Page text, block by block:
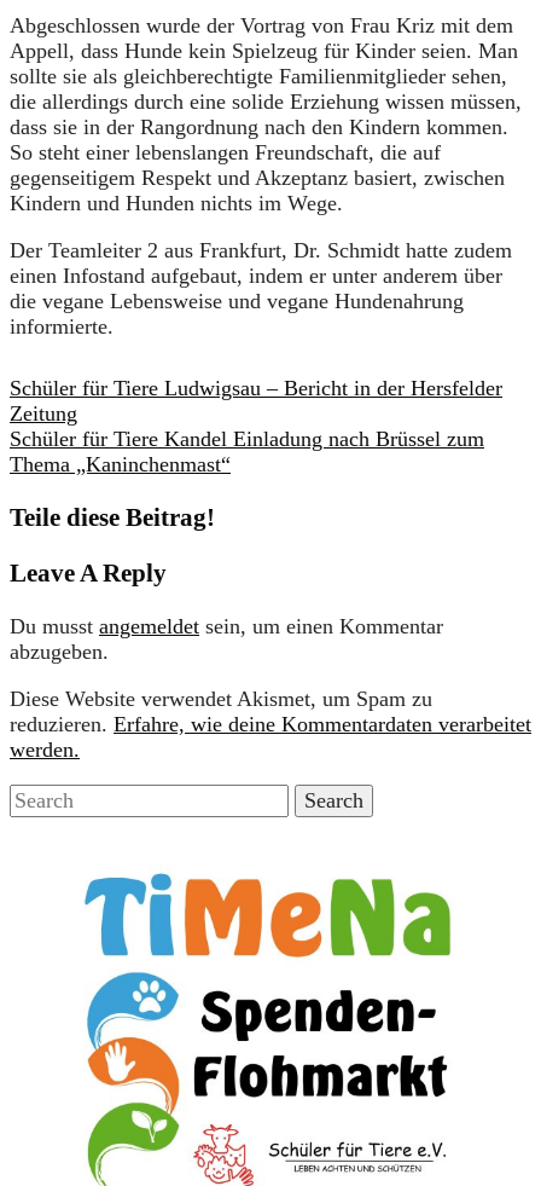
Abgeschlossen wurde der Vortrag von Frau Kriz mit dem
Appell, dass Hunde kein Spielzeug für Kinder seien. Man
sollte sie als gleichberechtigte Familienmitglieder sehen,
die allerdings durch eine solide Erziehung wissen müssen,
dass sie in der Rangordnung nach den Kindern kommen.
So steht einer lebenslangen Freundschaft, die auf
gegenseitigem Respekt und Akzeptanz basiert, zwischen
Kindern und Hunden nichts im Wege.
Der Teamleiter 2 aus Frankfurt, Dr. Schmidt hatte zudem
einen Infostand aufgebaut, indem er unter anderem über
die vegane Lebensweise und vegane Hundenahrung
informierte.
Schüler für Tiere Ludwigsau – Bericht in der Hersfelder
Zeitung
Schüler für Tiere Kandel Einladung nach Brüssel zum
Thema „Kaninchenmast“
Teile diese Beitrag!
Leave A Reply
Du musst angemeldet sein, um einen Kommentar
abzugeben.
Diese Website verwendet Akismet, um Spam zu
reduzieren. Erfahre, wie deine Kommentardaten verarbeitet
werden.